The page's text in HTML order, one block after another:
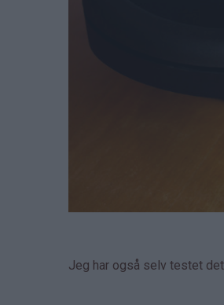
Jeg har også selv testet